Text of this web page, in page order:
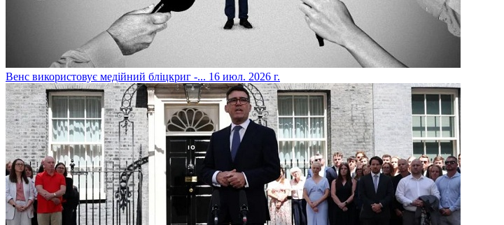
​Венс використовує медійний бліцкриг -... 16 июл. 2026 г.